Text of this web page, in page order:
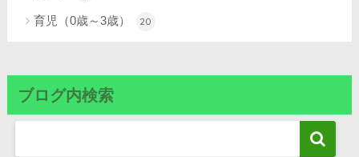
育児（0歳～3歳） 20
ブログ内検索